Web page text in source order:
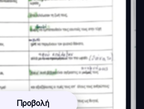
Προβολή